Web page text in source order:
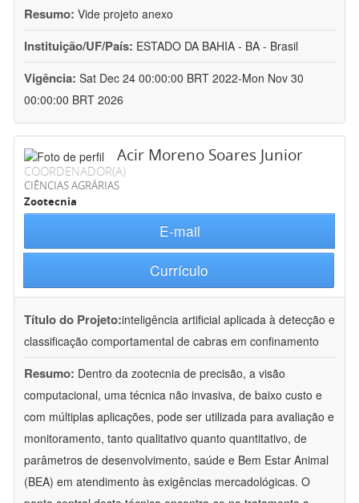
Resumo: Vide projeto anexo
Instituição/UF/País: ESTADO DA BAHIA - BA - Brasil
Vigência: Sat Dec 24 00:00:00 BRT 2022-Mon Nov 30
00:00:00 BRT 2026
Acir Moreno Soares Junior
COORDENADOR(A)
CIÊNCIAS AGRÁRIAS
Zootecnia
E-mail
Currículo
Título do Projeto:inteligência artificial aplicada à detecção e
classificação comportamental de cabras em confinamento
Resumo: Dentro da zootecnia de precisão, a visão
computacional, uma técnica não invasiva, de baixo custo e
com múltiplas aplicações, pode ser utilizada para avaliação e
monitoramento, tanto qualitativo quanto quantitativo, de
parâmetros de desenvolvimento, saúde e Bem Estar Animal
(BEA) em atendimento às exigências mercadológicas. O